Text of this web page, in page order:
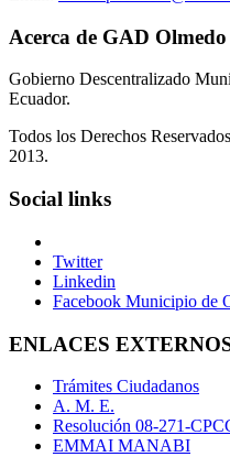
Acerca de GAD Olmedo
Gobierno Descentralizado
Ecuador.
Todos los Derechos
2013.
Social links
Twitter
Linkedin
Facebook Municipio de
ENLACES
Trámites Ciudadanos
A. M. E.
Resolución 08-271-
EMMAI MANABI